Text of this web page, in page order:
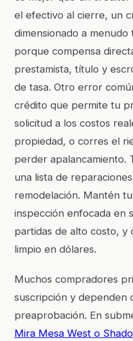
el efectivo al cierre, un
dimensionado a
porque compensa
prestamista, título y
de tasa. Otro error
crédito que permite tu
solicitud a los costos
propiedad, o corres el
perder apalancamiento.
una lista de
remodelación. Mantén
inspección enfocada en
partidas de alto costo, y
limpio en dólares.
Muchos compradores
suscripción y dependen
preaprobación. En
Mira Mesa West o